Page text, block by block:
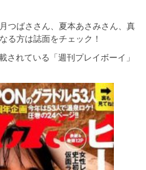
つばささん、夏本あさみさん、真
る方は誌面をチェック！
されている「週刊プレイボーイ」